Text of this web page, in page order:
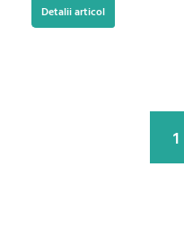
Detalii articol
1